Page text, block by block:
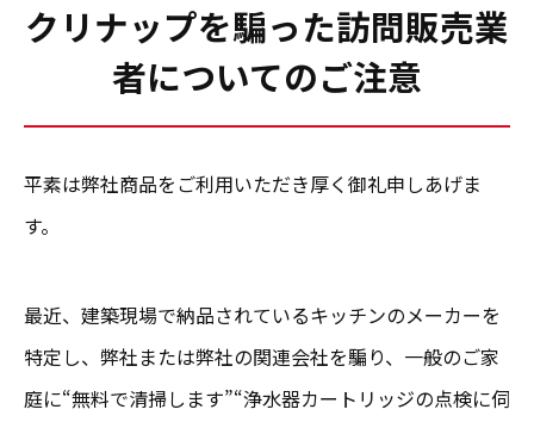
クリナップを騙った訪問販売業
者についてのご注意
平素は弊社商品をご利用いただき厚く御礼申しあげま
す。
最近、建築現場で納品されているキッチンのメーカーを
特定し、弊社または弊社の関連会社を騙り、一般のご家
庭に“無料で清掃します”“浄水器カートリッジの点検に伺